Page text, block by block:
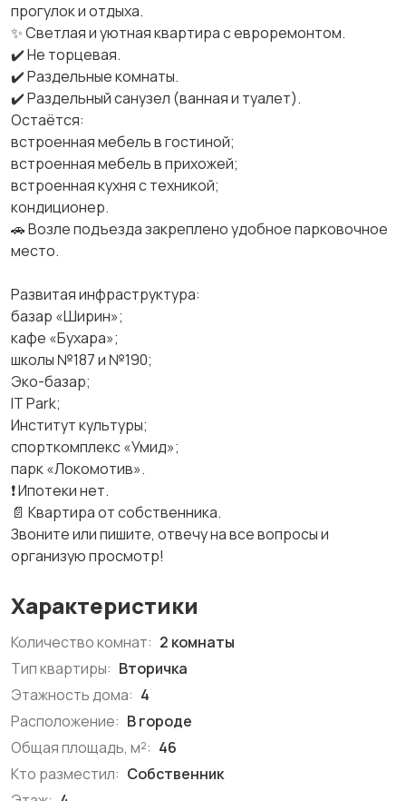
прогулок и отдыха.
✨ Светлая и уютная квартира с евроремонтом.
✔️ Не торцевая.
✔️ Раздельные комнаты.
✔️ Раздельный санузел (ванная и туалет).
Остаётся:
встроенная мебель в гостиной;
встроенная мебель в прихожей;
встроенная кухня с техникой;
кондиционер.
🚗 Возле подъезда закреплено удобное парковочное
место.
Развитая инфраструктура:
базар «Ширин»;
кафе «Бухара»;
школы №187 и №190;
Эко-базар;
IT Park;
Институт культуры;
спорткомплекс «Умид»;
парк «Локомотив».
❗ Ипотеки нет.
📄 Квартира от собственника.
Звоните или пишите, отвечу на все вопросы и
организую просмотр!
Характеристики
Количество комнат: 2 комнаты
Тип квартиры: Вторичка
Этажность дома: 4
Расположение: В городе
Общая площадь, м²: 46
Кто разместил: Собственник